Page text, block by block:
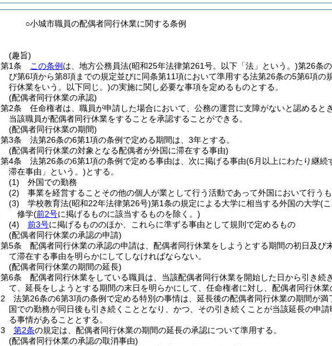
○小城市職員の配偶者同行休業に関する条例
(趣旨)
第1条
この条例 は、地方公務員法(昭和25年法律第261号。以下「法」という。)第26条
び第6項から第8項までの規定並びに同条第11項において準用する法第26条の5第6項の
行休業をいう。以下同じ。)の実施に関し必要な事項を定めるものとする。
(配偶者同行休業の承認)
第2条
任命権者は、職員が申請した場合において、公務の運営に支障がないと認めると
当該職員が配偶者同行休業をすることを承認することができる。
(配偶者同行休業の期間)
第3条
法第26条の6第1項の条例で定める期間は、3年とする。
(配偶者同行休業の対象となる配偶者が外国に滞在する事由)
第4条
法第26条の6第1項の条例で定める事由は、次に掲げる事由(6月以上にわたり継続
滞在事由」という。)とする。
(1)
外国での勤務
(2)
事業を経営することその他の個人が業として行う活動であって外国において行う
(3)
学校教育法(昭和22年法律第26号)第1条の規定による大学に相当する外国の大学(
修学(前2号に掲げるものに該当するものを除く。)
(4)
前3号に掲げるもののほか、これらに準ずる事由として規則で定めるもの
(配偶者同行休業の承認の申請)
第5条
配偶者同行休業の承認の申請は、配偶者同行休業をしようとする期間の初日及
て滞在する事由を明らかにしてしなければならない。
(配偶者同行休業の期間の延長)
第6条
配偶者同行休業をしている職員は、当該配偶者同行休業を開始した日から引き
て、延長をしようとする期間の末日を明らかにして、任命権者に対し、配偶者同行休業
2
法第26条の6第3項の条例で定める特別の事情は、延長後の配偶者同行休業の期間が
国での勤務が同日後も引き続くこととなり、かつ、その引き続くことが当該延長の申
る事情があることとする。
3
第2条の規定は、配偶者同行休業の期間の延長の承認について準用する。
(配偶者同行休業の承認の取消事由)